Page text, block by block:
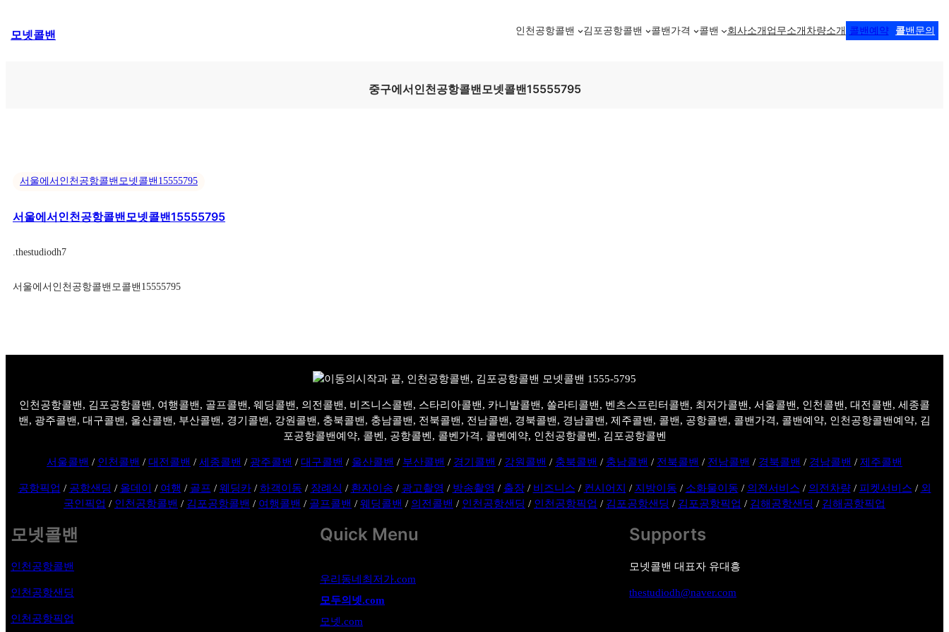
텐
모넷콜밴 인천공항콜밴 김포공항콜밴 콜밴가격 콜밴 회사소개 업무소개 차량소개 콜밴예약 콜밴문의
중구에서인천공항콜밴모넷콜밴15555795
서울에서인천공항콜밴모넷콜밴15555795
서울에서인천공항콜밴모넷콜밴15555795
thestudiodh7
서울에서인천공항콜밴모콜밴15555795
인천공항콜밴, 김포공항콜밴, 여행콜밴, 골프콜밴, 웨딩콜밴, 의전콜밴, 비즈니스콜밴, 스타리아콜밴, 카니발콜밴, 쏠라티콜밴, 벤츠스프린터콜밴, 최저가콜밴, 서울콜밴, 인천콜밴, 대전콜밴, 세종콜
밴, 광주콜밴, 대구콜밴, 울산콜밴, 부산콜밴, 경기콜밴, 강원콜밴, 충북콜밴, 충남콜밴, 전북콜밴, 전남콜밴, 경북콜밴, 경남콜밴, 제주콜밴, 콜밴, 공항콜밴, 콜밴가격, 콜밴예약, 인천공항콜밴예약, 김
포공항콜밴예약, 콜벤, 공항콜벤, 콜벤가격, 콜벤예약, 인천공항콜벤, 김포공항콜벤
서울콜밴 / 인천콜밴 / 대전콜밴 / 세종콜밴 / 광주콜밴 / 대구콜밴 / 울산콜밴 / 부산콜밴 / 경기콜밴 / 강원콜밴 / 충북콜밴 / 충남콜밴 / 전북콜밴 / 전남콜밴 / 경북콜밴 / 경남콜밴 / 제주콜밴
공항픽업 / 공항샌딩 / 올데이 / 여행 / 골프 / 웨딩카/ 하객이동 / 장례식 / 환자이송 / 광고촬영 / 방송촬영 / 출장/ 비즈니스 / 컨시어지 / 지방이동 / 소화물이동 / 의전서비스 / 의전차량/ 피켓서비스 / 외
국인픽업 / 인천공항콜밴 / 김포공항콜밴 / 여행콜밴 / 골프콜밴 / 웨딩콜밴 / 의전콜밴 / 인천공항샌딩 / 인천공항픽업 / 김포공항샌딩 / 김포공항픽업 / 김해공항샌딩 / 김해공항픽업
모넷콜밴
인천공항콜밴
인천공항샌딩
인천공항픽업
Quick Menu
우리동네최저가.com
모두의넷.com
모넷.com
Supports
모넷콜밴 대표자 유대흥
thestudiodh@naver.com